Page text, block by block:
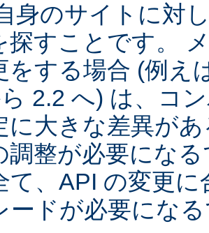
身のサイトに対
探すことです。
をする場合 (例え
2.2 へ) は、コ
に大きな差異が
調整が必要にな
て、API の変更
ードが必要にな